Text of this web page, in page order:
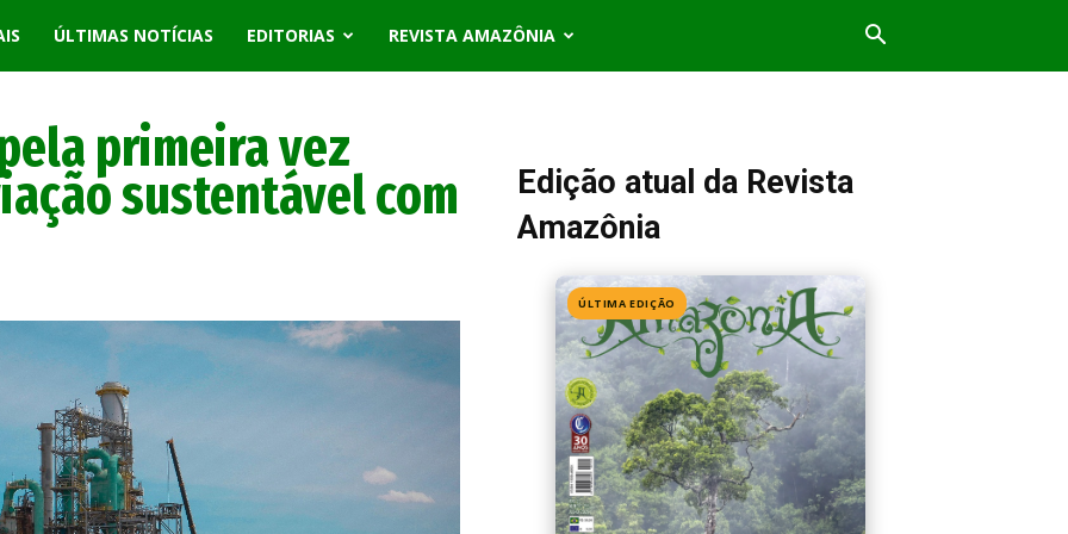
ÚLTIMAS NOTÍCIAS EDITORIAS REVISTA AMAZÔNIA
primeira vez
sustentável com
Edição atual da Revista
Amazônia
ÚLTIMA EDIÇÃO